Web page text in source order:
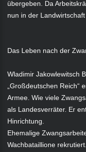
übergeben. Da
nun in der
Das Leben nach der
Wladimir Jakowlewitsch
„Großdeutschen Reich“
Armee. Wie viele
als Landesverräter. Er
Hinrichtung.
Ehemalige
Wachbataillione